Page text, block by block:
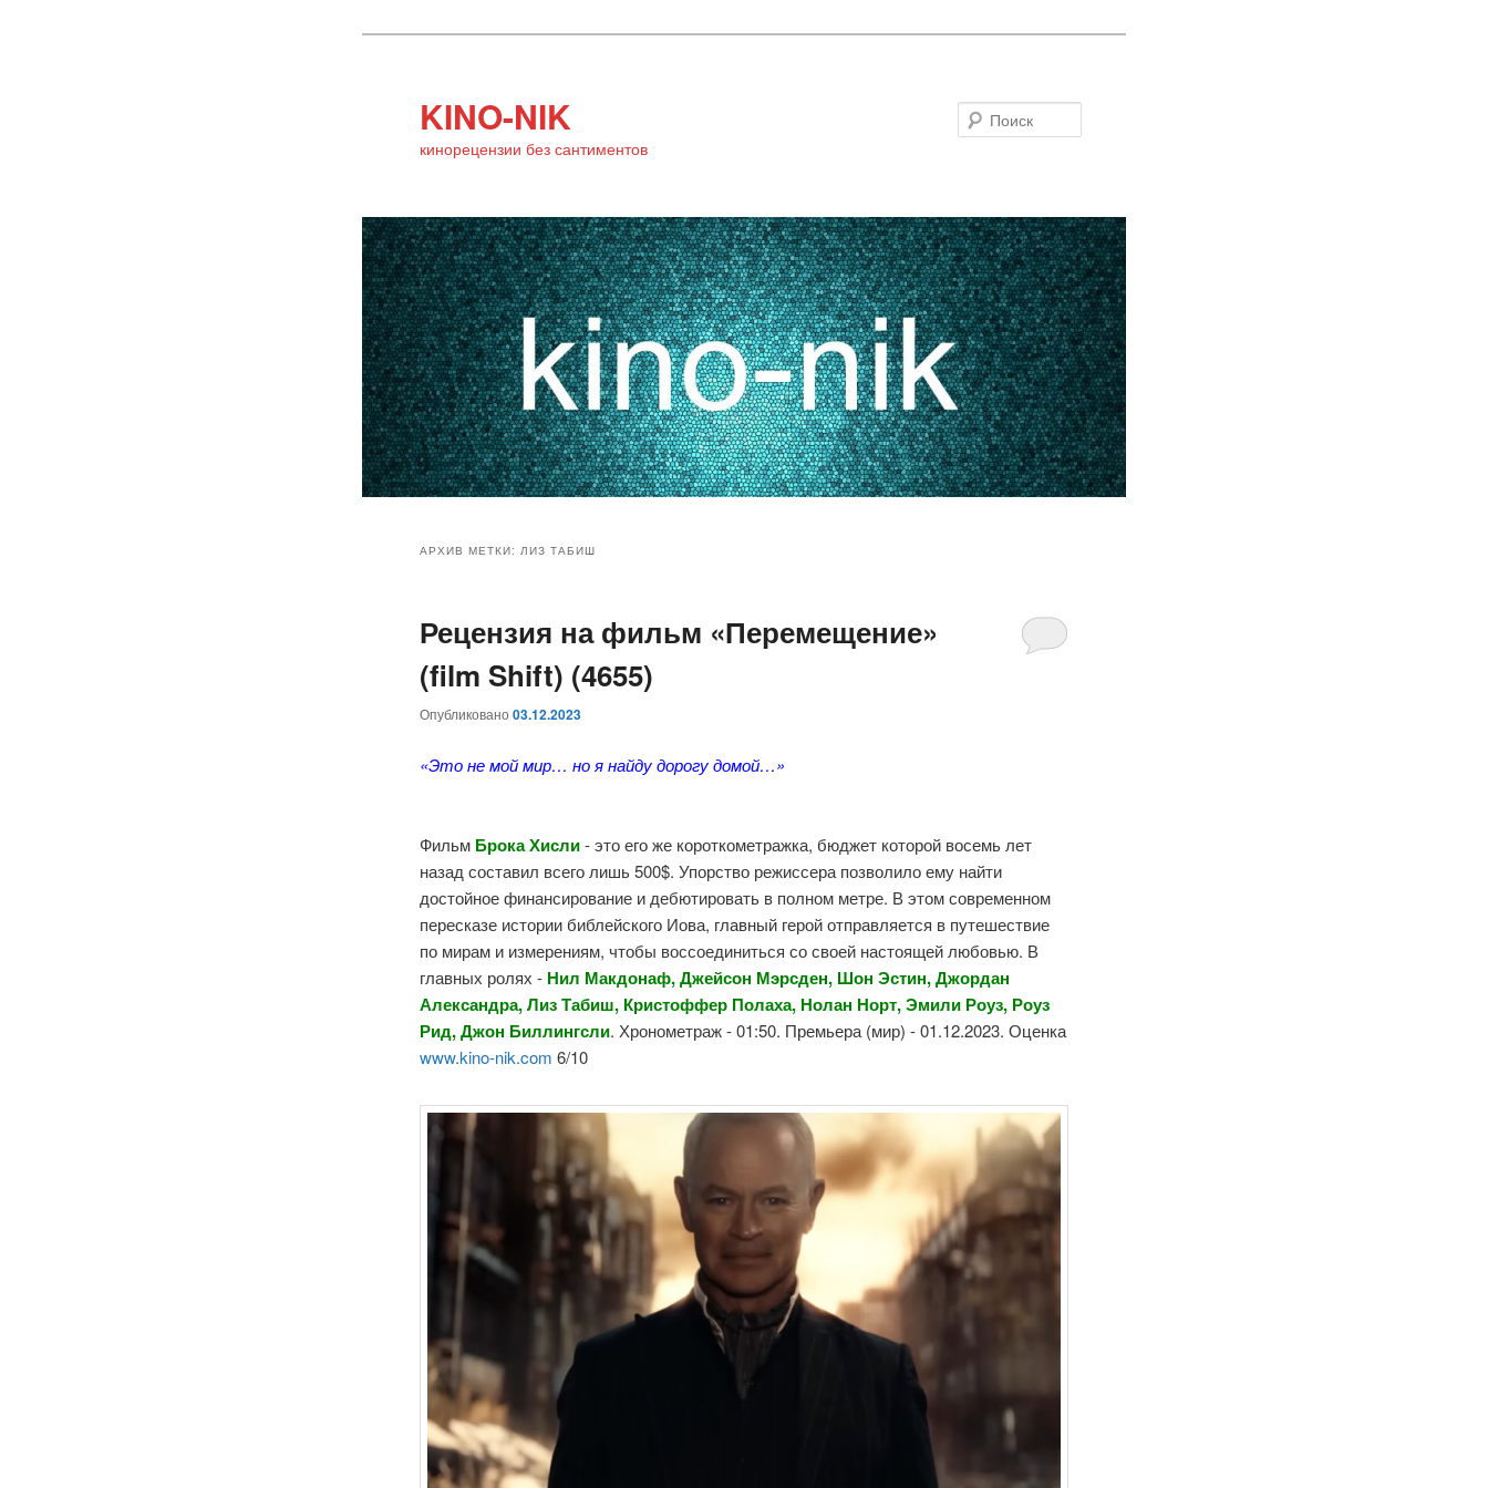
KINO-NIK
кинорецензии без сантиментов
основному
содержимому
дополнительному
содержимому
АРХИВ МЕТКИ: ЛИЗ ТАБИШ
Рецензия на фильм «Перемещение»
(film Shift) (4655)
Опубликовано03.12.2023
«Это не мой мир… но я найду дорогу домой…»
Фильм БрокаХисли- это его же короткометражка, бюджет которой восемь лет
назад составил всего лишь 500$. Упорство режиссера позволило ему найти
достойное финансирование и дебютировать в полном метре. В этом современном
пересказе истории библейского Иова, главный герой отправляется в путешествие
по мирам и измерениям, чтобы воссоединиться со своей настоящей любовью. В
главных ролях - Нил Макдонаф, Джейсон Мэрсден, Шон Эстин, Джордан
Александра, Лиз Табиш, Кристоффер Полаха, Нолан Норт, Эмили Роуз, Роуз
Рид, Джон Биллингсли. Хронометраж - 01:50. Премьера (мир) - 01.12.2023. Оценка
www.kino-nik.com 6/10